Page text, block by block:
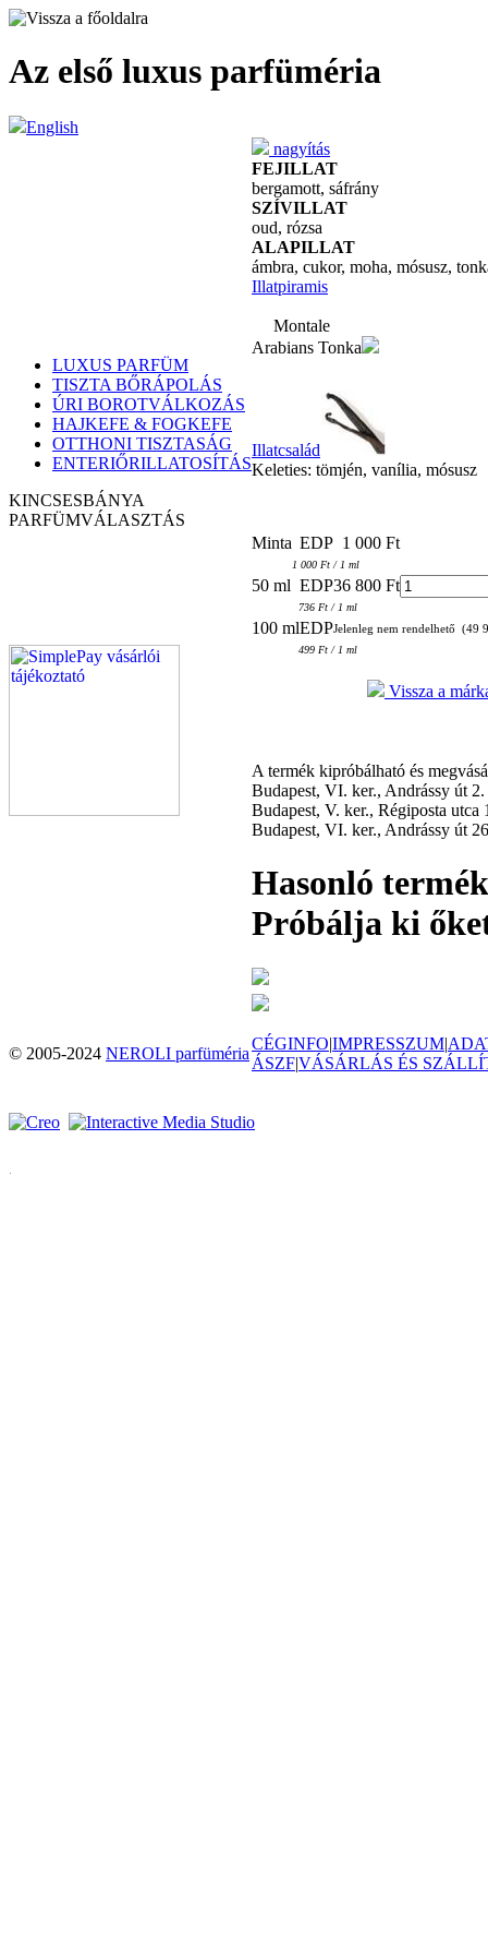
Az első luxus parfüméria
English
LUXUS PARFÜM
TISZTA BŐRÁPOLÁS
ÚRI BOROTVÁLKOZÁS
HAJKEFE & FOGKEFE
OTTHONI TISZTASÁG
ENTERIŐRILLATOSÍTÁS
KINCSESBÁNYA
PARFÜMVÁLASZTÁS
nagyítás
FEJILLAT
bergamott, sáfrány
SZÍVILLAT
oud, rózsa
ALAPILLAT
ámbra, cukor, moha, mósusz,
Illatpiramis
Montale
Arabians Tonka
Illatcsalád
Keleties: tömjén, vanília, mósusz
Minta EDP 1 000 Ft
1 000 Ft / 1 ml
50 ml EDP36 800 Ft
736 Ft / 1 ml
100 mlEDPJelenleg nem rendelhető (49
499 Ft / 1 ml
Vissza a
A termék kipróbálható és
Budapest, VI. ker., Andrássy út
Budapest, V. ker., Régiposta
Budapest, VI. ker., Andrássy út
Hasonló
Próbálja ki
© 2005-2024 NEROLI parfüméria
CÉGINFO|IMPRESSZUM|
ÁSZF|VÁSÁRLÁS ÉS